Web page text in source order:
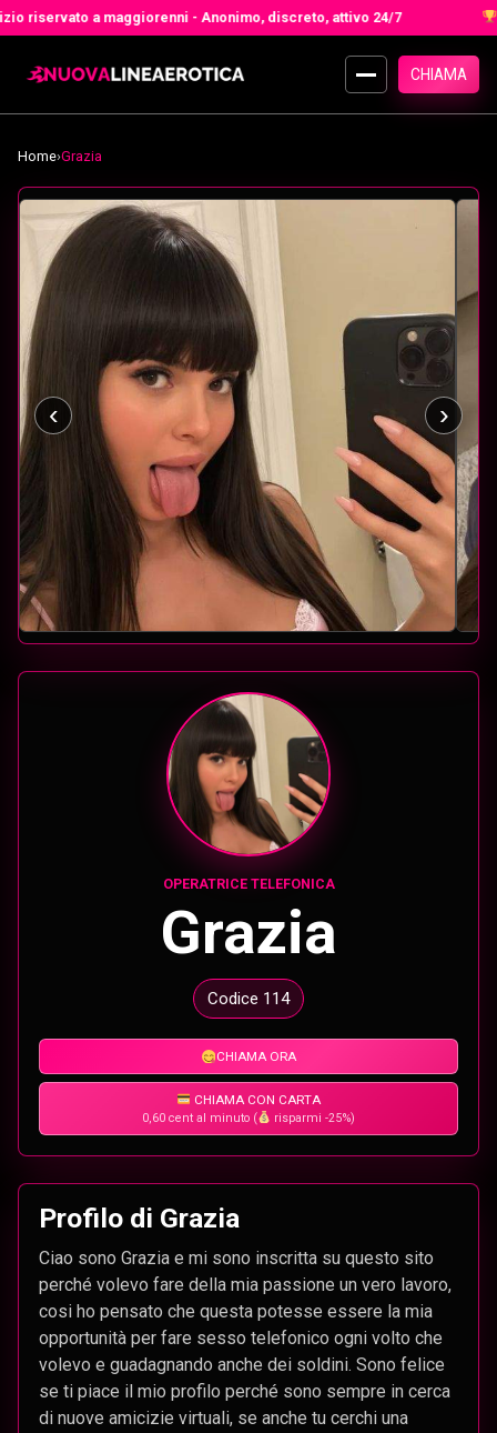
a maggiorenni - Anonimo, discreto, attivo 24/7
CHIAMA
Home›Grazia
‹ ›
OPERATRICE TELEFONICA
Grazia
Codice 114
CHIAMA ORA
CHIAMA CON CARTA
0,60 cent al minuto ( risparmi -25%)
Profilo di Grazia
Ciao sono Grazia e mi sono inscritta su questo sito
perché volevo fare della mia passione un vero lavoro,
cosi ho pensato che questa potesse essere la mia
opportunità per fare sesso telefonico ogni volto che
volevo e guadagnando anche dei soldini. Sono felice
se ti piace il mio profilo perché sono sempre in cerca
di nuove amicizie virtuali, se anche tu cerchi una